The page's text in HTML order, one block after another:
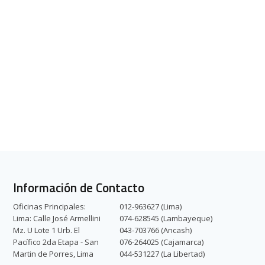
Información de Contacto
Oficinas Principales:
Lima: Calle José Armellini
Mz. U Lote 1 Urb. El
Pacífico 2da Etapa - San
Martin de Porres, Lima
012-963627 (Lima)
074-628545 (Lambayeque)
043-703766 (Ancash)
076-264025 (Cajamarca)
044-531227 (La Libertad)